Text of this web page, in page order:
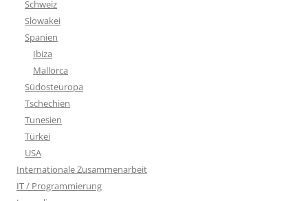
Schweiz
Slowakei
Spanien
Ibiza
Mallorca
Südosteuropa
Tschechien
Tunesien
Türkei
USA
Internationale Zusammenarbeit
IT / Programmierung